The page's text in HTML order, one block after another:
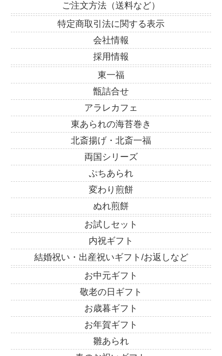
ご注文方法（送料など）
特定商取引法に関する表示
会社情報
採用情報
東一福
甑詰合せ
アラレカフェ
東あられの海苔巻き
北斎揚げ・北斎一福
両国シリーズ
ぷちあられ
変わり煎餅
ぬれ煎餅
お試しセット
内祝ギフト
結婚祝い・出産祝いギフト/お返しなど
お中元ギフト
敬老の日ギフト
お歳暮ギフト
お年賀ギフト
雛あられ